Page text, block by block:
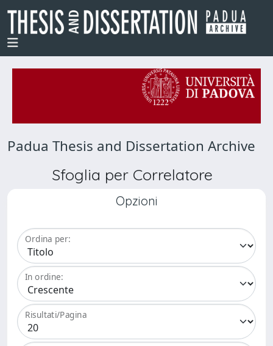
Padua Thesis and Dissertation Archive
Sfoglia per Correlatore
Opzioni
Ordina per:
In ordine:
Risultati/Pagina